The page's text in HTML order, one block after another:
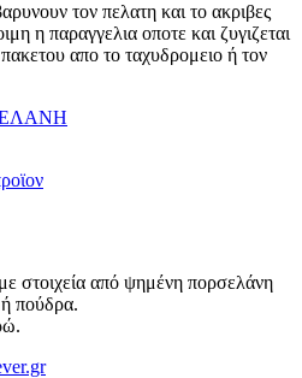
τον πελατη και το ακριβες
η παραγγελια οποτε και ζυγιζεται
απο το ταχυδρομειο ή τον
στοιχεία από ψημένη πορσελάνη
πούδρα.